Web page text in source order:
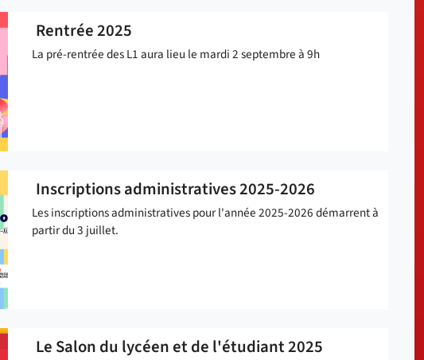
Rentrée 2025
La pré-rentrée des L1 aura lieu le mardi 2 septembre à 9h
Inscriptions administratives 2025-2026
Les inscriptions administratives pour l'année 2025-2026 démarrent à
partir du 3 juillet.
Le Salon du lycéen et de l'étudiant 2025